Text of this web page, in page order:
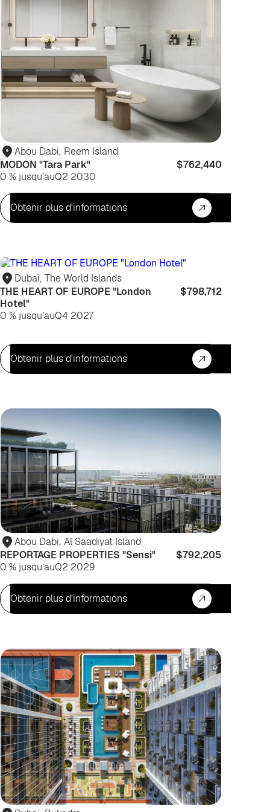
Abou Dabi, Reem Island
MODON "Tara Park"
$762,440
0 % jusqu’auQ2 2030
Obtenir plus d'informations
Dubaï, The World Islands
THE HEART OF EUROPE "London
Hotel"
$798,712
0 % jusqu’auQ4 2027
Obtenir plus d'informations
Abou Dabi, Al Saadiyat Island
REPORTAGE PROPERTIES "Sensi"
$792,205
0 % jusqu’auQ2 2029
Obtenir plus d'informations